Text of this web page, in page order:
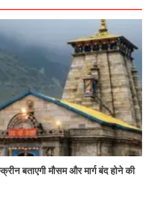
बताएगी मौसम और मार्ग बंद होने की